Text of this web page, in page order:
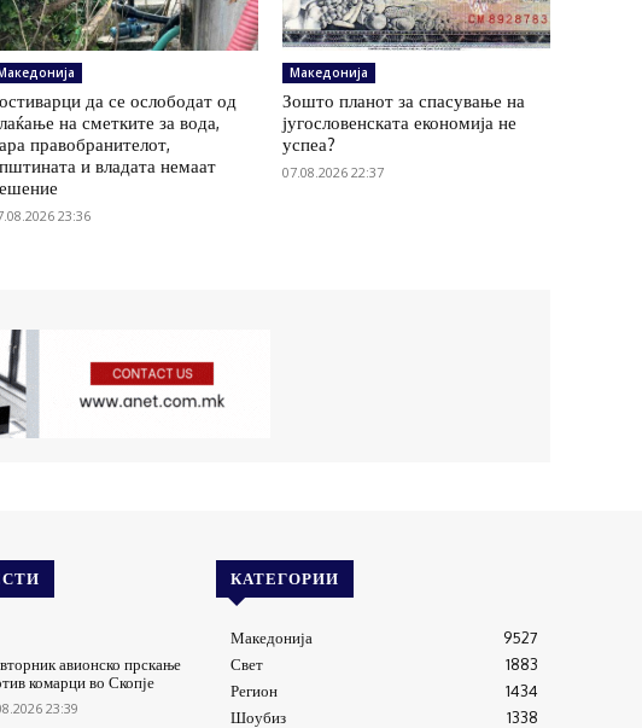
да се ослободат од
на сметките за вода,
правобранителот,
и владата немаат
23:36
Македонија
Зошто планот за спасување на
југословенската економија не
успеа?
07.08.2026 22:37
авионско прскање
комарци во Скопје
23:39
КАТЕГОРИИ
Македонија
9527
Свет
1883
Регион
1434
Шоубиз
1338